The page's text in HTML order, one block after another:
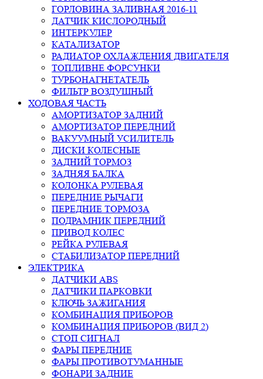
ГОРЛОВИНА ЗАЛИВНАЯ 2016-11
ДАТЧИК КИСЛОРОДНЫЙ
ИНТЕРКУЛЕР
КАТАЛИЗАТОР
РАДИАТОР ОХЛАЖДЕНИЯ ДВИГАТЕЛЯ
ТОПЛИВНЕ ФОРСУНКИ
ТУРБОНАГНЕТАТЕЛЬ
ФИЛЬТР ВОЗДУШНЫЙ
ХОДОВАЯ ЧАСТЬ
АМОРТИЗАТОР ЗАДНИЙ
АМОРТИЗАТОР ПЕРЕДНИЙ
ВАКУУМНЫЙ УСИЛИТЕЛЬ
ДИСКИ КОЛЕСНЫЕ
ЗАДНИЙ ТОРМОЗ
ЗАДНЯЯ БАЛКА
КОЛОНКА РУЛЕВАЯ
ПЕРЕДНИЕ РЫЧАГИ
ПЕРЕДНИЕ ТОРМОЗА
ПОДРАМНИК ПЕРЕДНИЙ
ПРИВОД КОЛЕС
РЕЙКА РУЛЕВАЯ
СТАБИЛИЗАТОР ПЕРЕДНИЙ
ЭЛЕКТРИКА
ДАТЧИКИ ABS
ДАТЧИКИ ПАРКОВКИ
КЛЮЧЬ ЗАЖИГАНИЯ
КОМБИНАЦИЯ ПРИБОРОВ
КОМБИНАЦИЯ ПРИБОРОВ (ВИД 2)
СТОП СИГНАЛ
ФАРЫ ПЕРЕДНИЕ
ФАРЫ ПРОТИВОТУМАННЫЕ
ФОНАРИ ЗАДНИЕ